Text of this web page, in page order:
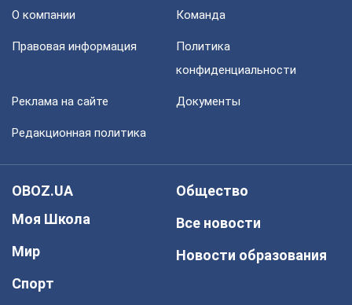
О компании Команда
Правовая информация
Политика
конфиденциальности
Реклама на сайте Документы
Редакционная политика
OBOZ.UA
Моя Школа
Мир
Спорт
Общество
Все новости
Новости образования